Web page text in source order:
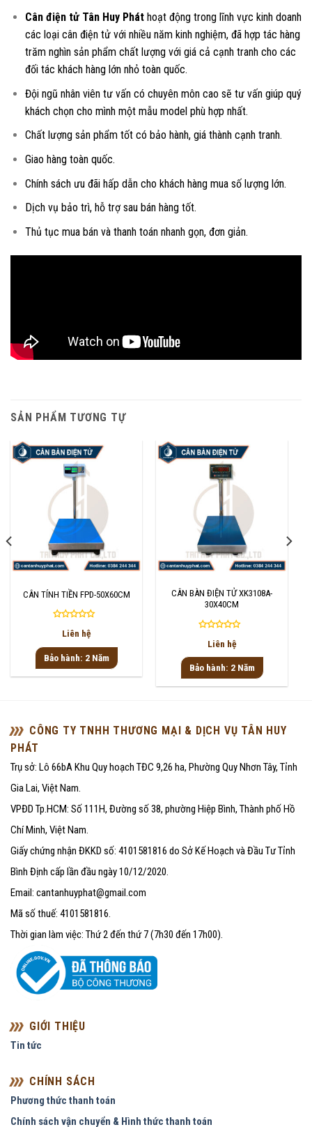
Cân điện tử Tân Huy Pháthoạt động trong lĩnh vực kinh doanh
các loại cân điện tửvới nhiều năm kinh nghiệm, đã hợp tác hàng
trăm nghìn sản phẩm chất lượng với giá cả cạnh tranh cho các
đối tác khách hàng lớn nhỏ toàn quốc.
Đội ngũ nhân viên tư vấn có chuyên môn cao sẽ tư vấn giúp quý
khách chọn cho mình một mẫu model phù hợp nhất.
Chất lượng sản phẩm tốt có bảo hành, giá thành cạnh tranh.
Giao hàng toàn quốc.
Chính sách ưu đãi hấp dẫn cho khách hàng mua số lượng lớn.
Dịch vụ bảo trì, hỗ trợ sau bán hàng tốt.
Thủ tục mua bán và thanh toán nhanh gọn, đơn giản.
SẢN PHẨM TƯƠNG TỰ
CÂN TÍNH TIỀN FPD-50X60CM
Được
hạng
0
5
Liên hệ
Bảo hành: 2 Năm
CÂN BÀN ĐIỆN TỬ XK3108A-
30X40CM
Được
hạng
0
5
Liên hệ
Bảo hành: 2 Năm
CÔNG TY TNHH THƯƠNG MẠI & DỊCH VỤ TÂN HUY
PHÁT
Trụ sở: Lô 66bA Khu Quy hoạch TĐC 9,26 ha, Phường Quy Nhơn Tây, Tỉnh
Gia Lai, Việt Nam.
VPĐD Tp.HCM: Số 111H, Đường số 38, phường Hiệp Bình, Thành phố Hồ
Chí Minh, Việt Nam.
Giấy chứng nhận ĐKKD số: 4101581816 do Sở Kế Hoạch và Đầu Tư Tỉnh
Bình Định cấp lần đầu ngày 10/12/2020.
Email: cantanhuyphat@gmail.com
Mã số thuế: 4101581816.
Thời gian làm việc: Thứ 2 đến thứ 7 (7h30 đến 17h00).
GIỚI THIỆU
Tin tức
CHÍNH SÁCH
Phương thức thanh toán
Chính sách vận chuyển & Hình thức thanh toán